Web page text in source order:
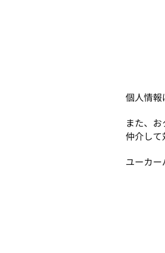
個人情報
また、
仲介して
ユーカー